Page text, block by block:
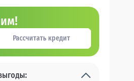
Рассчитать кредит